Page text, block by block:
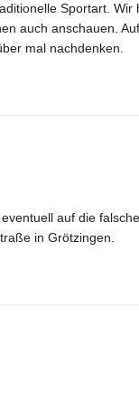
Sportart.
auch anschauen.
mal nachdenken.
auf die
in Grötzingen.